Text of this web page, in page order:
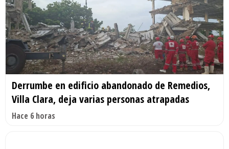
Derrumbe en edificio abandonado de Remedios,
Villa Clara, deja varias personas atrapadas
Hace 6 horas